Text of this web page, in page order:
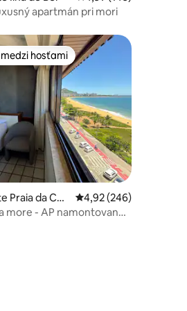
apartmán pri mori
z 5, počet hodnotení: 251
medzi hosťami
hosťami
Praia da Cos
Priemerné
4,92 (246)
more - AP namontované -